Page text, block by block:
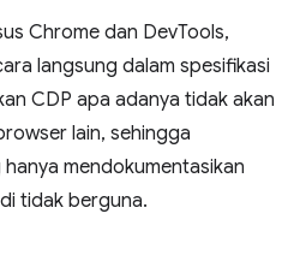
Chrome dan DevTools,
langsung dalam spesifikasi
CDP apa adanya tidak akan
lain, sehingga
mendokumentasikan
tidak berguna.